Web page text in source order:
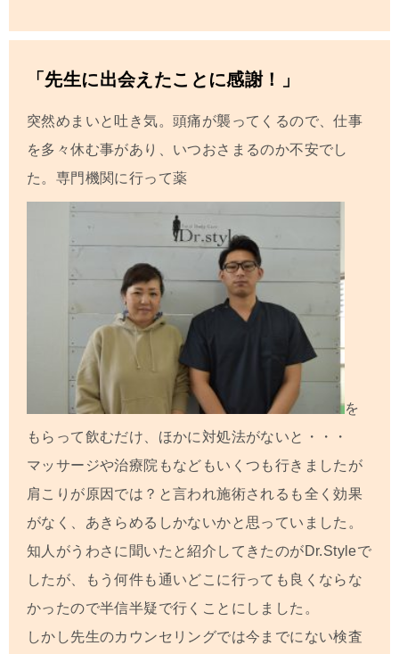
「先生に出会えたことに感謝！」
突然めまいと吐き気。頭痛が襲ってくるので、仕事
を多々休む事があり、いつおさまるのか不安でし
た。専門機関に行って薬
を
もらって飲むだけ、ほかに対処法がないと・・・
マッサージや治療院もなどもいくつも行きましたが
肩こりが原因では？と言われ施術されるも全く効果
がなく、あきらめるしかないかと思っていました。
知人がうわさに聞いたと紹介してきたのがDr.Styleで
したが、もう何件も通いどこに行っても良くならな
かったので半信半疑で行くことにしました。
しかし先生のカウンセリングでは今までにない検査